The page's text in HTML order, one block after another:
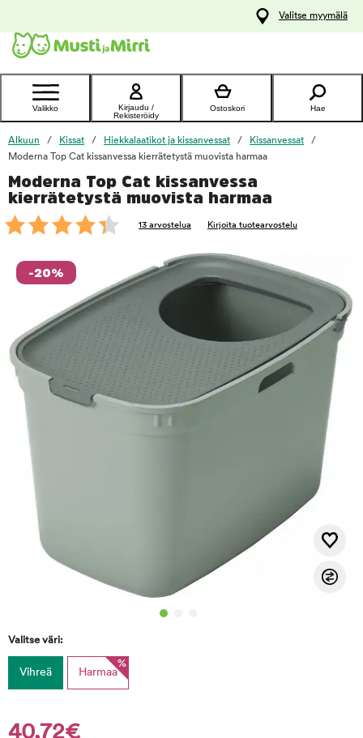
Ota yhteyttä
asiakaspalveluun
Valitse myymälä
Valikko
Kirjaudu /
Rekisteröidy
Ostoskori Hae
Alkuun Kissat Hiekkalaatikot ja kissanvessat
Kissanvessat
Moderna Top Cat kissanvessa kierrätetystä muovista harmaa
Moderna Top Cat kissanvessa
kierrätetystä muovista harmaa
13 arvostelua Kirjoita tuotearvostelu
-20%
Valitse väri:
Vihreä Harmaa
%
40,72€
foo